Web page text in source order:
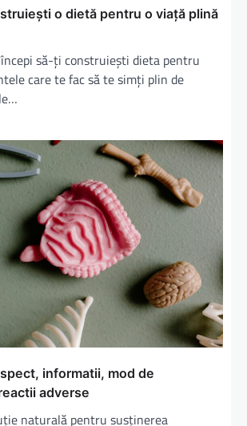
o dietă pentru o viață plină
începi să-ți construiești dieta pentru
care te fac să te simți plin de
informatii, mod de
adverse
naturală pentru susținerea